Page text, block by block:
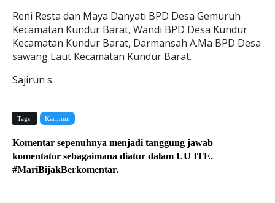
Reni Resta dan Maya Danyati BPD Desa Gemuruh
Kecamatan Kundur Barat, Wandi BPD Desa Kundur
Kecamatan Kundur Barat, Darmansah A.Ma BPD Desa
sawang Laut Kecamatan Kundur Barat.
Sajirun s.
Tags: Karimun
Komentar sepenuhnya menjadi tanggung jawab
komentator sebagaimana diatur dalam UU ITE.
#MariBijakBerkomentar.